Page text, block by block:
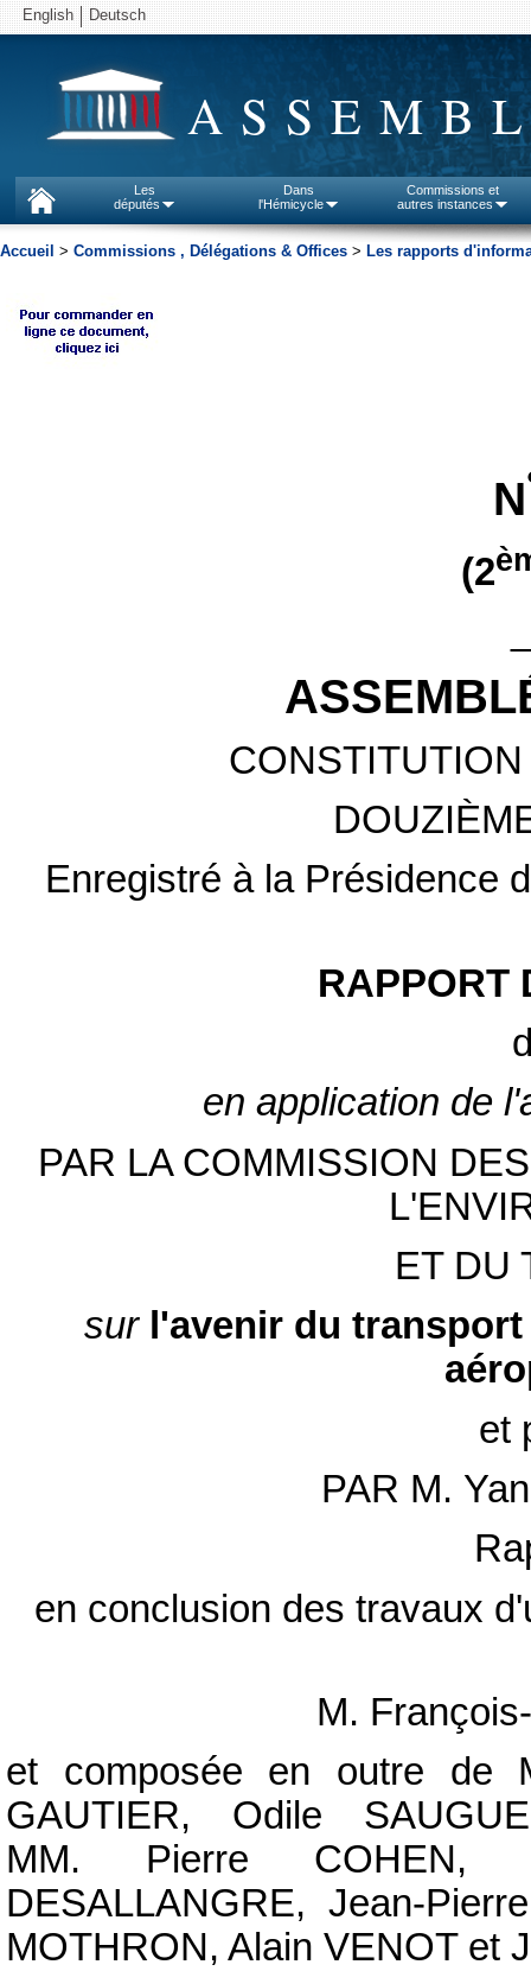
English Deutsch
Les
députés
Dans
l'Hémicycle
Commissions et
autres instances
Accueil > Commissions , Délégations & Offices > Les rapports
N
(2
Enregistré à la Présidence
RAPPORT
en application de
PAR LA COMMISSION
ET DU
sur l'avenir du
et
PAR M.
en conclusion des travaux
M.
et composée en outre de
GAUTIER, Odile
MM. Pierre COHEN,
DESALLANGRE, Jean-
MOTHRON, Alain VENOT et